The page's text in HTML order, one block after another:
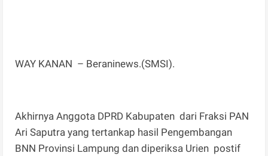
WAY KANAN – Beraninews.(SMSI).
Akhirnya Anggota DPRD Kabupaten dari Fraksi PAN
Ari Saputra yang tertankap hasil Pengembangan
BNN Provinsi Lampung dan diperiksa Urien postif